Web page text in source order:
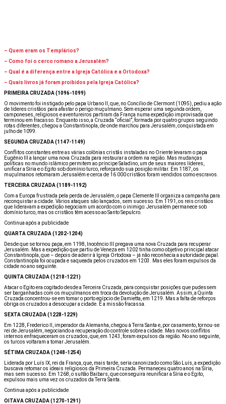
– Quem eram os Templários?
– Como foi o cerco romano a Jerusalém?
– Qual é a diferença entre a Igreja Católica e a Ortodoxa?
– Quais livros já foram proibidos pela Igreja Católica?
PRIMEIRA CRUZADA (1096-1099)
O movimento foi instigado pelo papa Urbano II, que, no Concílio de Clermont (1095), pediu a ação
de líderes cristãos para afastar o perigo muçulmano. Sem esperar uma segunda ordem,
camponeses, religiosos e aventureiros partiram da França numa expedição improvisada que
terminou em fracasso. Enquanto isso, a Cruzada “oficial”, formada por quatro grupos seguindo
rotas diferentes, chegou a Constantinopla, de onde marchou para Jerusalém, conquistada em
julho de 1099.
SEGUNDA CRUZADA (1147-1149)
Conflitos constantes entre as várias colônias cristãs instaladas no Oriente levaram o papa
Eugênio III a lançar uma nova Cruzada para restaurar a ordem na região. Mas mudanças
políticas no mundo islâmico permitem ao príncipe Saladino, um de seus maiores líderes,
unificar a Síria e o Egito sob domínio turco, reforçando sua posição militar. Em 1187, os
muçulmanos retomaram Jerusalém e cerca de 16 000 cristãos foram vendidos como escravos.
TERCEIRA CRUZADA (1189-1192)
Com a Europa frustrada pela perda de Jerusalém, o papa Clemente III organiza a campanha para
reconquistar a cidade. Vários ataques são lançados, sem sucesso. Em 1191, os reis cristãos
que lideravam a expedição negociam um acordo com o inimigo: Jerusalém permanece sob
domínio turco, mas os cristãos têm acesso ao Santo Sepulcro.
Continua após a publicidade
QUARTA CRUZADA (1202-1204)
Desde que se tornou papa, em 1198, Inocêncio III pregava uma nova Cruzada para recuperar
Jerusalém. Mas a expedição que partiu de Veneza em 1202 tinha como objetivo principal atacar
Constantinopla, que – depois de aderir à Igreja Ortodoxa – já não reconhecia a autoridade papal.
Constantinopla foi ocupada e saqueada pelos cruzados em 1203. Mas eles foram expulsos da
cidade no ano seguinte.
QUINTA CRUZADA (1218-1221)
Atacar o Egito era cogitado desde a Terceira Cruzada, para conquistar posições que pudessem
ser barganhadas com os muçulmanos em troca da devolução de Jerusalém. Assim, a Quinta
Cruzada concentrou-se em tomar o porto egípcio de Damietta, em 1219. Mas a falta de reforços
obriga os cruzados a desocupar a cidade. E a missão fracassa.
SEXTA CRUZADA (1228-1229)
Em 1228, Frederico II, imperador da Alemanha, chegou à Terra Santa e, por casamento, tornou-se
rei de Jerusalém, negociando a recuperação do controle sobre a cidade. Mas novos conflitos
internos enfraqueceram os cruzados, que, em 1243, foram expulsos da região. No ano seguinte,
os turcos voltaram a tomar Jerusalém.
SÉTIMA CRUZADA (1248-1254)
Liderada por Luís IX, rei da França, que, mais tarde, seria canonizado como São Luís, a expedição
buscava retomar os ideais religiosos da Primeira Cruzada. Permaneceu quatro anos na Síria,
mas sem sucesso. Em 1268, o sultão Baibars, que conseguira reunificar a Síria e o Egito,
expulsou mais uma vez os cruzados da Terra Santa.
Continua após a publicidade
OITAVA CRUZADA (1270-1291)